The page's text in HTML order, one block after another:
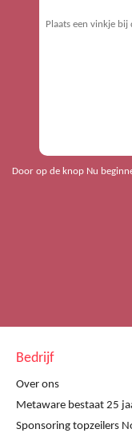
Plaats een vinkje
Door op de knop Nu
Bedrijf
Over ons
Metaware bestaat 25
Sponsoring topzeilers